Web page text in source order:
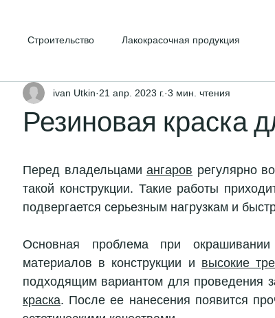
Строительство Лакокрасочная продукция
Резиновая краска
ivan Utkin 21 апр. 2023 г. 3 мин. чтения
Перед владельцами ангаров регулярно
такой конструкции. Такие работы
подвергается серьезным нагрузкам и
Основная проблема при
материалов в конструкции и высокие
подходящим вариантом для проведения
краска. После ее нанесения появится